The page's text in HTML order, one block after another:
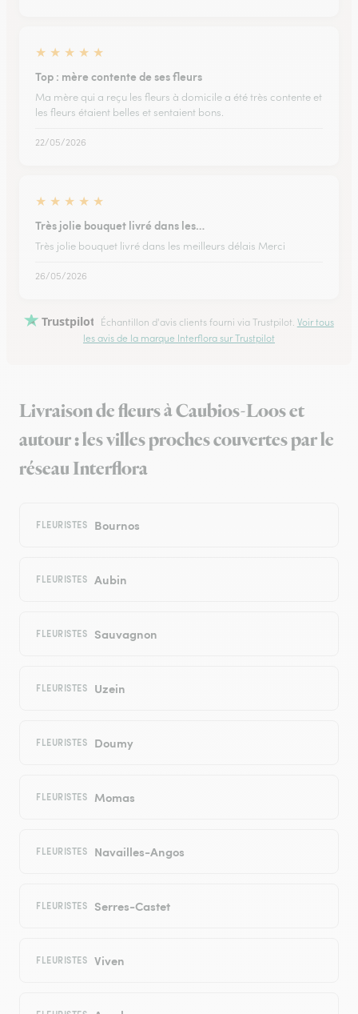
★ ★ ★ ★ ★
Top : mère contente de ses fleurs
Ma mère qui a reçu les fleurs à domicile a été très contente et
les fleurs étaient belles et sentaient bons.
22/05/2026
★ ★ ★ ★ ★
Très jolie bouquet livré dans les…
Très jolie bouquet livré dans les meilleurs délais Merci
26/05/2026
Trustpilot Échantillon d'avis clients fourni via Trustpilot. Voir tous
les avis de la marque Interflora sur Trustpilot
Livraison de fleurs à Caubios-Loos et
autour : les villes proches couvertes par le
réseau Interflora
FLEURISTES Bournos
FLEURISTES Aubin
FLEURISTES Sauvagnon
FLEURISTES Uzein
FLEURISTES Doumy
FLEURISTES Momas
FLEURISTES Navailles-Angos
FLEURISTES Serres-Castet
FLEURISTES Viven